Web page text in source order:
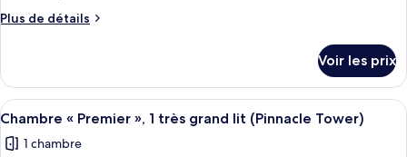
chambre :
avec
lits
jumeaux,
Plus de détails
Plus
le
type
de
Chambre
Voir les prix
Afficher
toutes
les
Une chambre d’hôtel moderne
8
Chambre « Premier », 1 très grand lit (Pinnacle Tower)
1 chambre